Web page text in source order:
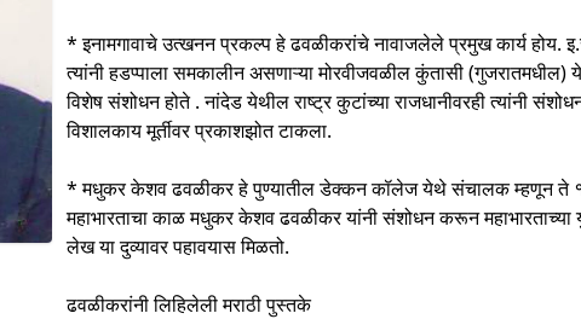
* इनामगावाचे उत्खनन प्रकल्प हे ढवळीकरांचे नावाजलेले प्रमुख कार्य होय.
त्यांनी हडप्पाला समकालीन असणाऱ्या मोरवीजवळील कुंतासी (गुजरातमधील)
विशेष संशोधन होते . नांदेड येथील राष्ट्र कुटांच्या राजधानीवरही त्यांनी
विशालकाय मूर्तीवर प्रकाशझोत टाकला.
* मधुकर केशव ढवळीकर हे पुण्यातील डेक्कन कॉलेज येथे संचालक म्हणून ते
महाभारताचा काळ मधुकर केशव ढवळीकर यांनी संशोधन करून
लेख या दुव्यावर पहावयास मिळतो.
ढवळीकरांनी लिहिलेली मराठी पुस्तके